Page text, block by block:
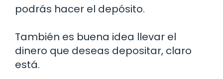
podrás hacer el depósito.
También es buena idea llevar el
dinero que deseas depositar, claro
está.